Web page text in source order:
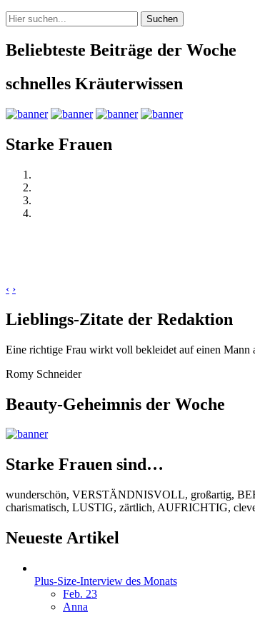
Suchen
Beliebteste Beiträge der Woche
schnelles Kräuterwissen
Starke Frauen
‹ ›
Lieblings-Zitate der Redaktion
Eine richtige Frau wirkt voll bekleidet auf einen Mann
Romy Schneider
Beauty-Geheimnis der Woche
Starke Frauen sind…
wunderschön, VERSTÄNDNISVOLL, großartig,
charismatisch, LUSTIG, zärtlich, AUFRICHTIG,
Neueste Artikel
Plus-Size-Interview des Monats
Feb. 23
Anna